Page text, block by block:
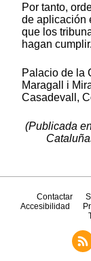
Por tanto,
de aplicación
que los
hagan cumplir.
Palacio de la
Maragall i
Casadevall,
(Publicada
Contactar
Accesibilidad